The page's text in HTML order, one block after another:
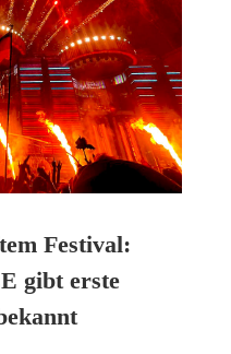
Festival:
gibt erste